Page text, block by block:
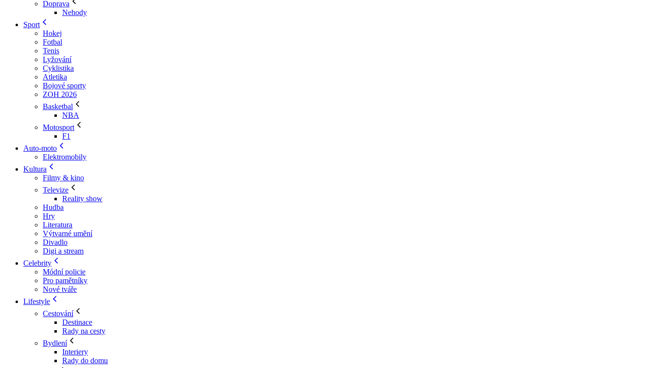
Doprava
Nehody
Sport
Hokej
Fotbal
Tenis
Lyžování
Cyklistika
Atletika
Bojové sporty
ZOH 2026
Basketbal
NBA
Motosport
F1
Auto-moto
Elektromobily
Kultura
Filmy & kino
Televize
Reality show
Hudba
Hry
Literatura
Výtvarné umění
Divadlo
Digi a stream
Celebrity
Módní policie
Pro pamětníky
Nové tváře
Lifestyle
Cestování
Destinace
Rady na cesty
Bydlení
Interiery
Rady do domu